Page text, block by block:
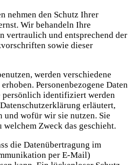
nehmen den Schutz Ihrer
Wir behandeln Ihre
vertraulich und entsprechend der
sowie dieser
werden verschiedene
Personenbezogene Daten
persönlich identifiziert werden
erläutert,
und wofür wir sie nutzen. Sie
Zweck das geschieht.
die Datenübertragung im
per E-Mail)